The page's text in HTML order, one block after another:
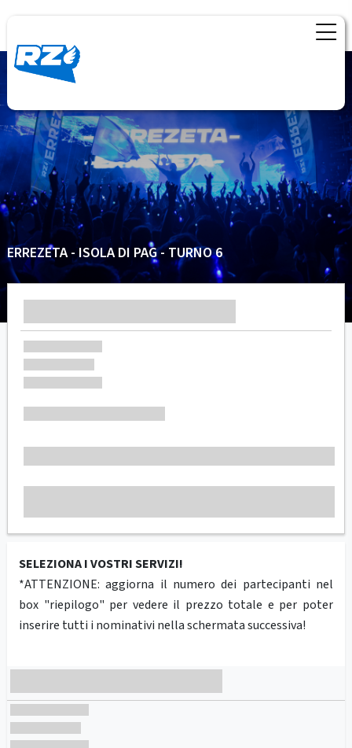
ERREZETA - ISOLA DI PAG - TURNO 6
SELEZIONA I VOSTRI SERVIZI!
*ATTENZIONE: aggiorna il numero dei partecipanti nel
box "riepilogo" per vedere il prezzo totale e per poter
inserire tutti i nominativi nella schermata successiva!